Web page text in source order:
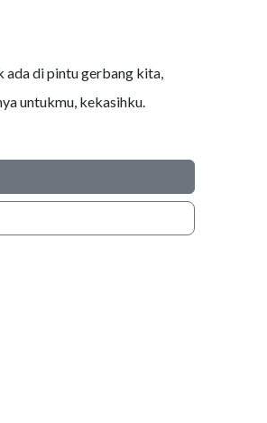
ada di pintu gerbang kita,
untukmu, kekasihku.